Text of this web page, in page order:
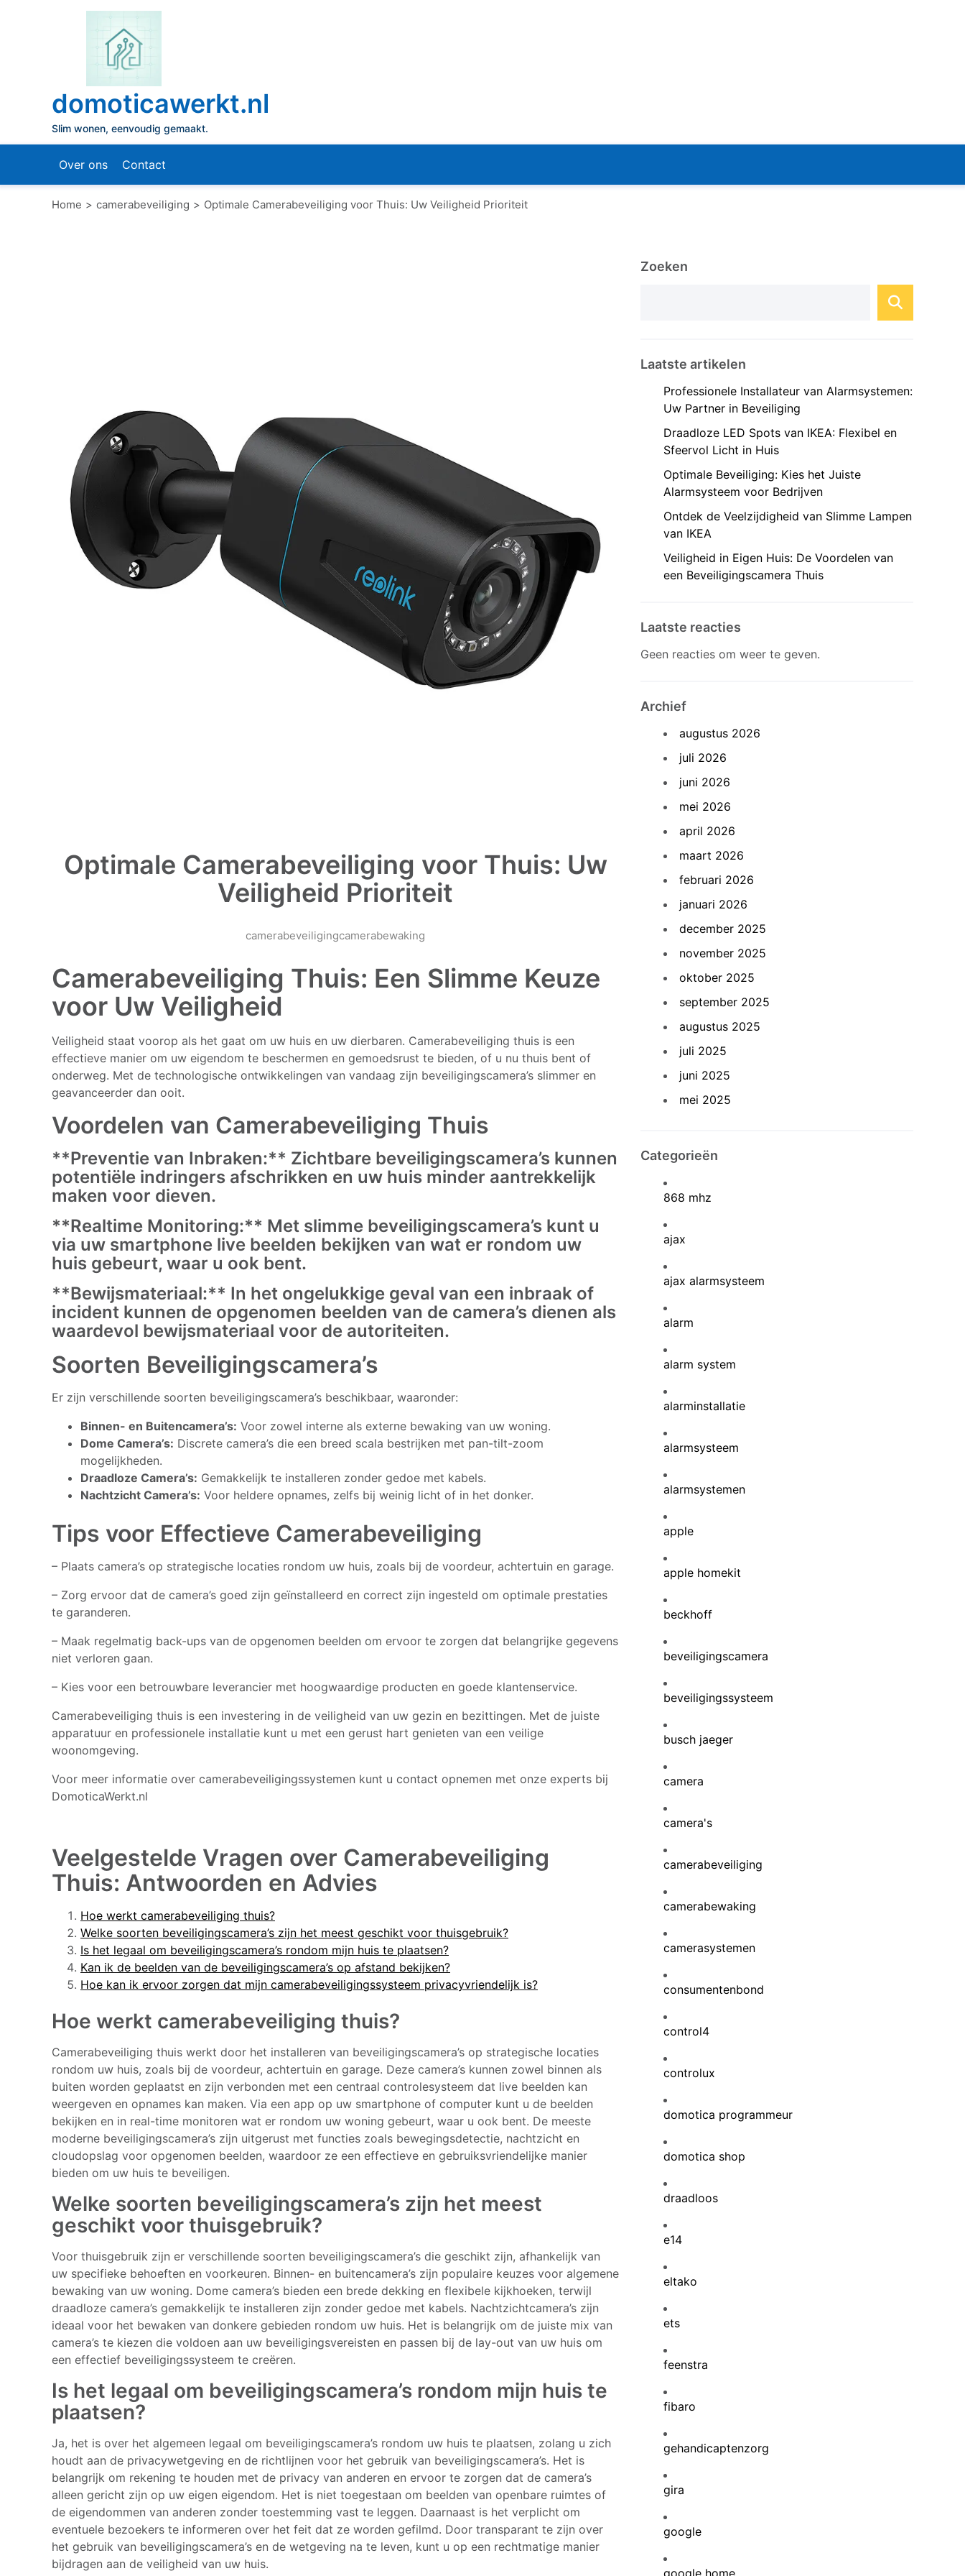
domoticawerkt.nl
Slim wonen, eenvoudig gemaakt.
Over ons Contact
Home camerabeveiliging Optimale Camerabeveiliging voor Thuis: Uw Veiligheid Prioriteit
Optimale Camerabeveiliging voor Thuis: Uw
Veiligheid Prioriteit
camerabeveiligingcamerabewaking
Camerabeveiliging Thuis: Een Slimme Keuze
voor Uw Veiligheid
Veiligheid staat voorop als het gaat om uw huis en uw dierbaren. Camerabeveiliging thuis is een
effectieve manier om uw eigendom te beschermen en gemoedsrust te bieden, of u nu thuis bent of
onderweg. Met de technologische ontwikkelingen van vandaag zijn beveiligingscamera’s slimmer en
geavanceerder dan ooit.
Voordelen van Camerabeveiliging Thuis
**Preventie van Inbraken:** Zichtbare beveiligingscamera’s kunnen
potentiële indringers afschrikken en uw huis minder aantrekkelijk
maken voor dieven.
**Realtime Monitoring:** Met slimme beveiligingscamera’s kunt u
via uw smartphone live beelden bekijken van wat er rondom uw
huis gebeurt, waar u ook bent.
**Bewijsmateriaal:** In het ongelukkige geval van een inbraak of
incident kunnen de opgenomen beelden van de camera’s dienen als
waardevol bewijsmateriaal voor de autoriteiten.
Soorten Beveiligingscamera’s
Er zijn verschillende soorten beveiligingscamera’s beschikbaar, waaronder:
Binnen- en Buitencamera’s: Voor zowel interne als externe bewaking van uw woning.
Dome Camera’s: Discrete camera’s die een breed scala bestrijken met pan-tilt-zoom
mogelijkheden.
Draadloze Camera’s: Gemakkelijk te installeren zonder gedoe met kabels.
Nachtzicht Camera’s: Voor heldere opnames, zelfs bij weinig licht of in het donker.
Tips voor Effectieve Camerabeveiliging
– Plaats camera’s op strategische locaties rondom uw huis, zoals bij de voordeur, achtertuin en garage.
– Zorg ervoor dat de camera’s goed zijn geïnstalleerd en correct zijn ingesteld om optimale prestaties
te garanderen.
– Maak regelmatig back-ups van de opgenomen beelden om ervoor te zorgen dat belangrijke gegevens
niet verloren gaan.
– Kies voor een betrouwbare leverancier met hoogwaardige producten en goede klantenservice.
Camerabeveiliging thuis is een investering in de veiligheid van uw gezin en bezittingen. Met de juiste
apparatuur en professionele installatie kunt u met een gerust hart genieten van een veilige
woonomgeving.
Voor meer informatie over camerabeveiligingssystemen kunt u contact opnemen met onze experts bij
DomoticaWerkt.nl
Veelgestelde Vragen over Camerabeveiliging
Thuis: Antwoorden en Advies
Hoe werkt camerabeveiliging thuis?
Welke soorten beveiligingscamera’s zijn het meest geschikt voor thuisgebruik?
Is het legaal om beveiligingscamera’s rondom mijn huis te plaatsen?
Kan ik de beelden van de beveiligingscamera’s op afstand bekijken?
Hoe kan ik ervoor zorgen dat mijn camerabeveiligingssysteem privacyvriendelijk is?
Hoe werkt camerabeveiliging thuis?
Camerabeveiliging thuis werkt door het installeren van beveiligingscamera’s op strategische locaties
rondom uw huis, zoals bij de voordeur, achtertuin en garage. Deze camera’s kunnen zowel binnen als
buiten worden geplaatst en zijn verbonden met een centraal controlesysteem dat live beelden kan
weergeven en opnames kan maken. Via een app op uw smartphone of computer kunt u de beelden
bekijken en in real-time monitoren wat er rondom uw woning gebeurt, waar u ook bent. De meeste
moderne beveiligingscamera’s zijn uitgerust met functies zoals bewegingsdetectie, nachtzicht en
cloudopslag voor opgenomen beelden, waardoor ze een effectieve en gebruiksvriendelijke manier
bieden om uw huis te beveiligen.
Welke soorten beveiligingscamera’s zijn het meest
geschikt voor thuisgebruik?
Voor thuisgebruik zijn er verschillende soorten beveiligingscamera’s die geschikt zijn, afhankelijk van
uw specifieke behoeften en voorkeuren. Binnen- en buitencamera’s zijn populaire keuzes voor algemene
bewaking van uw woning. Dome camera’s bieden een brede dekking en flexibele kijkhoeken, terwijl
draadloze camera’s gemakkelijk te installeren zijn zonder gedoe met kabels. Nachtzichtcamera’s zijn
ideaal voor het bewaken van donkere gebieden rondom uw huis. Het is belangrijk om de juiste mix van
camera’s te kiezen die voldoen aan uw beveiligingsvereisten en passen bij de lay-out van uw huis om
een effectief beveiligingssysteem te creëren.
Is het legaal om beveiligingscamera’s rondom mijn huis te
plaatsen?
Ja, het is over het algemeen legaal om beveiligingscamera’s rondom uw huis te plaatsen, zolang u zich
houdt aan de privacywetgeving en de richtlijnen voor het gebruik van beveiligingscamera’s. Het is
belangrijk om rekening te houden met de privacy van anderen en ervoor te zorgen dat de camera’s
alleen gericht zijn op uw eigen eigendom. Het is niet toegestaan om beelden van openbare ruimtes of
de eigendommen van anderen zonder toestemming vast te leggen. Daarnaast is het verplicht om
eventuele bezoekers te informeren over het feit dat ze worden gefilmd. Door transparant te zijn over
het gebruik van beveiligingscamera’s en de wetgeving na te leven, kunt u op een rechtmatige manier
bijdragen aan de veiligheid van uw huis.
Zoeken
Laatste artikelen
Professionele Installateur van Alarmsystemen:
Uw Partner in Beveiliging
Draadloze LED Spots van IKEA: Flexibel en
Sfeervol Licht in Huis
Optimale Beveiliging: Kies het Juiste
Alarmsysteem voor Bedrijven
Ontdek de Veelzijdigheid van Slimme Lampen
van IKEA
Veiligheid in Eigen Huis: De Voordelen van
een Beveiligingscamera Thuis
Laatste reacties
Geen reacties om weer te geven.
Archief
augustus 2026
juli 2026
juni 2026
mei 2026
april 2026
maart 2026
februari 2026
januari 2026
december 2025
november 2025
oktober 2025
september 2025
augustus 2025
juli 2025
juni 2025
mei 2025
Categorieën
868 mhz
ajax
ajax alarmsysteem
alarm
alarm system
alarminstallatie
alarmsysteem
alarmsystemen
apple
apple homekit
beckhoff
beveiligingscamera
beveiligingssysteem
busch jaeger
camera
camera's
camerabeveiliging
camerabewaking
camerasystemen
consumentenbond
control4
controlux
domotica programmeur
domotica shop
draadloos
e14
eltako
ets
feenstra
fibaro
gehandicaptenzorg
gira
google
google home